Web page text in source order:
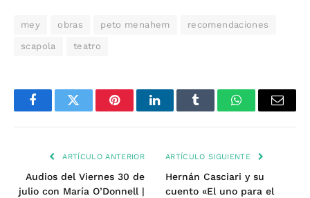
mey obras peto menahem recomendaciones
scapola teatro
FacebookTwitter PinterestLinkedInTumblr WhatsAppEmail
ARTÍCULO ANTERIOR
Audios del Viernes 30 de
julio con María O’Donnell |
ARTÍCULO SIGUIENTE
Hernán Casciari y su
cuento «El uno para el